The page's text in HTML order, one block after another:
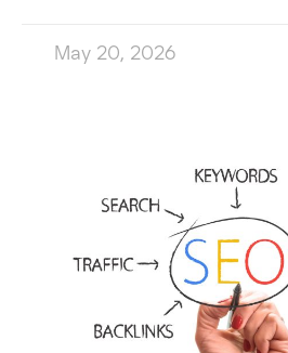
May 20, 2026